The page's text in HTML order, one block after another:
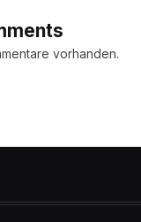
vorhanden.